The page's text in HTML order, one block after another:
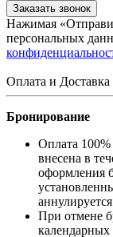
Заказать звонок
Нажимая
персональных
Оплата и Доставка
Бронирование
Оплата
внесена в
оформления
При отмене
календарных